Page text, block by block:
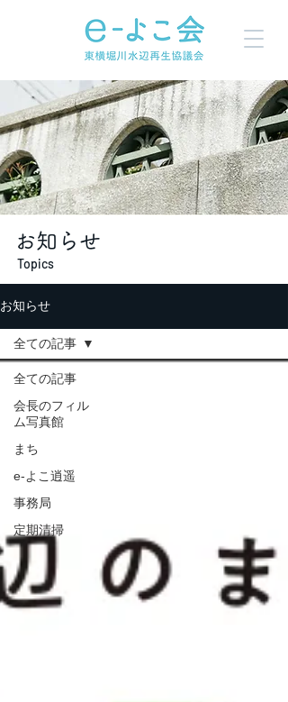
Topics
お知らせ
お知らせ
全ての記事
会長のフィル
ム写真館
まち
e-よこ逍遥
事務局
定期清掃
全ての記事